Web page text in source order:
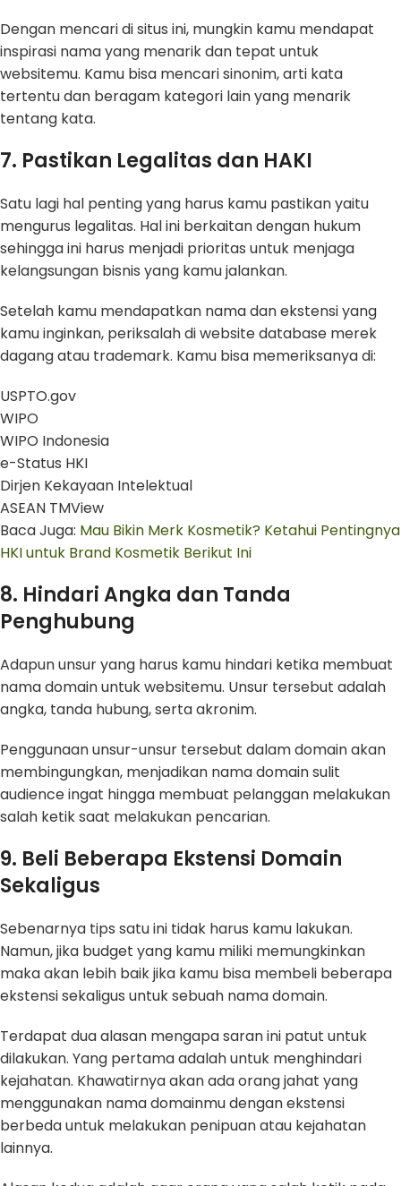
Dengan mencari di situs ini, mungkin kamu mendapat
inspirasi nama yang menarik dan tepat untuk
websitemu. Kamu bisa mencari sinonim, arti kata
tertentu dan beragam kategori lain yang menarik
tentang kata.
7. Pastikan Legalitas dan HAKI
Satu lagi hal penting yang harus kamu pastikan yaitu
mengurus legalitas. Hal ini berkaitan dengan hukum
sehingga ini harus menjadi prioritas untuk menjaga
kelangsungan bisnis yang kamu jalankan.
Setelah kamu mendapatkan nama dan ekstensi yang
kamu inginkan, periksalah di website database merek
dagang atau trademark. Kamu bisa memeriksanya di:
USPTO.gov
WIPO
WIPO Indonesia
e-Status HKI
Dirjen Kekayaan Intelektual
ASEAN TMView
Baca Juga: Mau Bikin Merk Kosmetik? Ketahui Pentingnya
HKI untuk Brand Kosmetik Berikut Ini
8. Hindari Angka dan Tanda
Penghubung
Adapun unsur yang harus kamu hindari ketika membuat
nama domain untuk websitemu. Unsur tersebut adalah
angka, tanda hubung, serta akronim.
Penggunaan unsur-unsur tersebut dalam domain akan
membingungkan, menjadikan nama domain sulit
audience ingat hingga membuat pelanggan melakukan
salah ketik saat melakukan pencarian.
9. Beli Beberapa Ekstensi Domain
Sekaligus
Sebenarnya tips satu ini tidak harus kamu lakukan.
Namun, jika budget yang kamu miliki memungkinkan
maka akan lebih baik jika kamu bisa membeli beberapa
ekstensi sekaligus untuk sebuah nama domain.
Terdapat dua alasan mengapa saran ini patut untuk
dilakukan. Yang pertama adalah untuk menghindari
kejahatan. Khawatirnya akan ada orang jahat yang
menggunakan nama domainmu dengan ekstensi
berbeda untuk melakukan penipuan atau kejahatan
lainnya.